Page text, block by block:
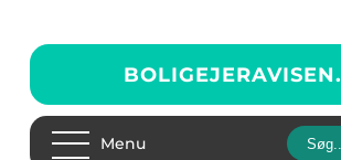
BOLIGEJERAVISEN.
Menu